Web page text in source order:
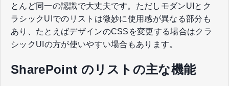
とんど同一の認識で大丈夫です。ただしモダンUIとク
ラシックUIでのリストは微妙に使用感が異なる部分も
あり、たとえばデザインのCSSを変更する場合はクラ
シックUIの方が使いやすい場合もあります。
SharePoint のリストの主な機能